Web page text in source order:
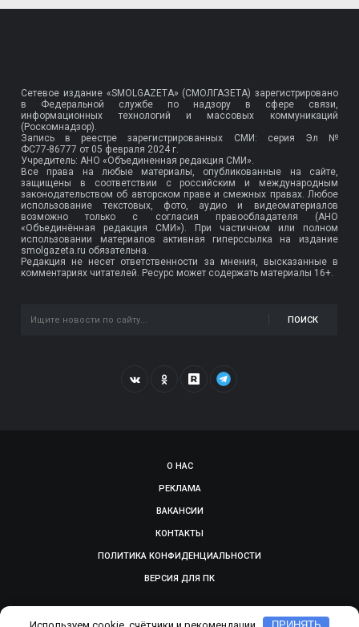
Сетевое издание «SMOLGAZETA» (СМОЛГАЗЕТА) зарегистрировано
в Федеральной службе по надзору в сфере связи,
информационных технологий и массовых коммуникаций
(Роскомнадзор).
Запись в реестре зарегистрированных СМИ: серия Эл №
ФС77-86777 от 05 февраля 2024 г.
Учредитель: АНО «Объединенная редакция СМИ».
Все права на любые материалы, опубликованные на сайте,
защищены в соответствии с российским и международным
законодательством об авторском праве и смежных правах. Любое
использование текстовых, фото, аудио и видеоматериалов
возможно только с согласия правообладателя (АНО
«Объединённая редакция СМИ»). При частичном или полном
использовании материалов активная гиперссылка на издание
smolgazeta.ru обязательна.
Редакция не несет ответственности за мнения, высказанные в
комментариях читателей. Ресурс может содержать материалы 16+.
ПОИСК
О НАС
РЕКЛАМА
ВАКАНСИИ
КОНТАКТЫ
ПОЛИТИКА КОНФИДЕНЦИАЛЬНОСТИ
ВЕРСИЯ ДЛЯ ПК
© 2009-2026, SMOLGAZETA.RU. СДЕЛАНО ВADEPTUM